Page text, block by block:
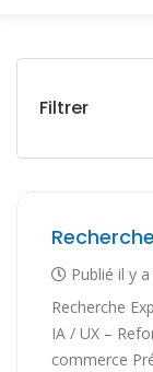
Filtrer
Publié il y
Recherche
IA / UX –
commerce